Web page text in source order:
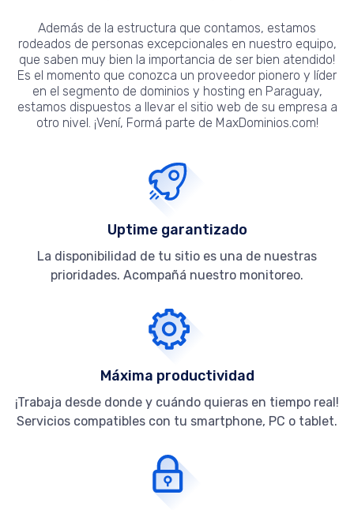
Además de la estructura que contamos, estamos
rodeados de personas excepcionales en nuestro equipo,
que saben muy bien la importancia de ser bien atendido!
Es el momento que conozca un proveedor pionero y líder
en el segmento de dominios y hosting en Paraguay,
estamos dispuestos a llevar el sitio web de su empresa a
otro nivel. ¡Vení, Formá parte de MaxDominios.com!
Uptime garantizado
La disponibilidad de tu sitio es una de nuestras
prioridades. Acompañá nuestro monitoreo.
Máxima productividad
¡Trabaja desde donde y cuándo quieras en tiempo real!
Servicios compatibles con tu smartphone, PC o tablet.